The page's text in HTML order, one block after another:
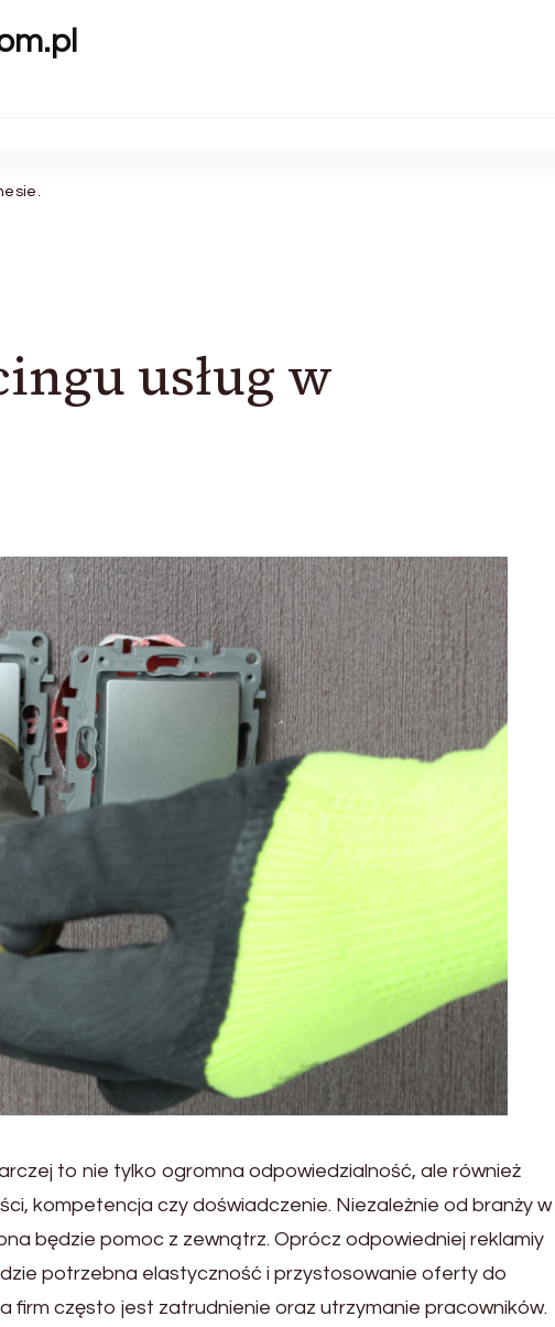
usług w
to nie tylko ogromna odpowiedzialność, ale również
kompetencja czy doświadczenie. Niezależnie od branży w
będzie pomoc z zewnątrz. Oprócz odpowiedniej reklamiy
potrzebna elastyczność i przystosowanie oferty do
firm często jest zatrudnienie oraz utrzymanie pracowników.